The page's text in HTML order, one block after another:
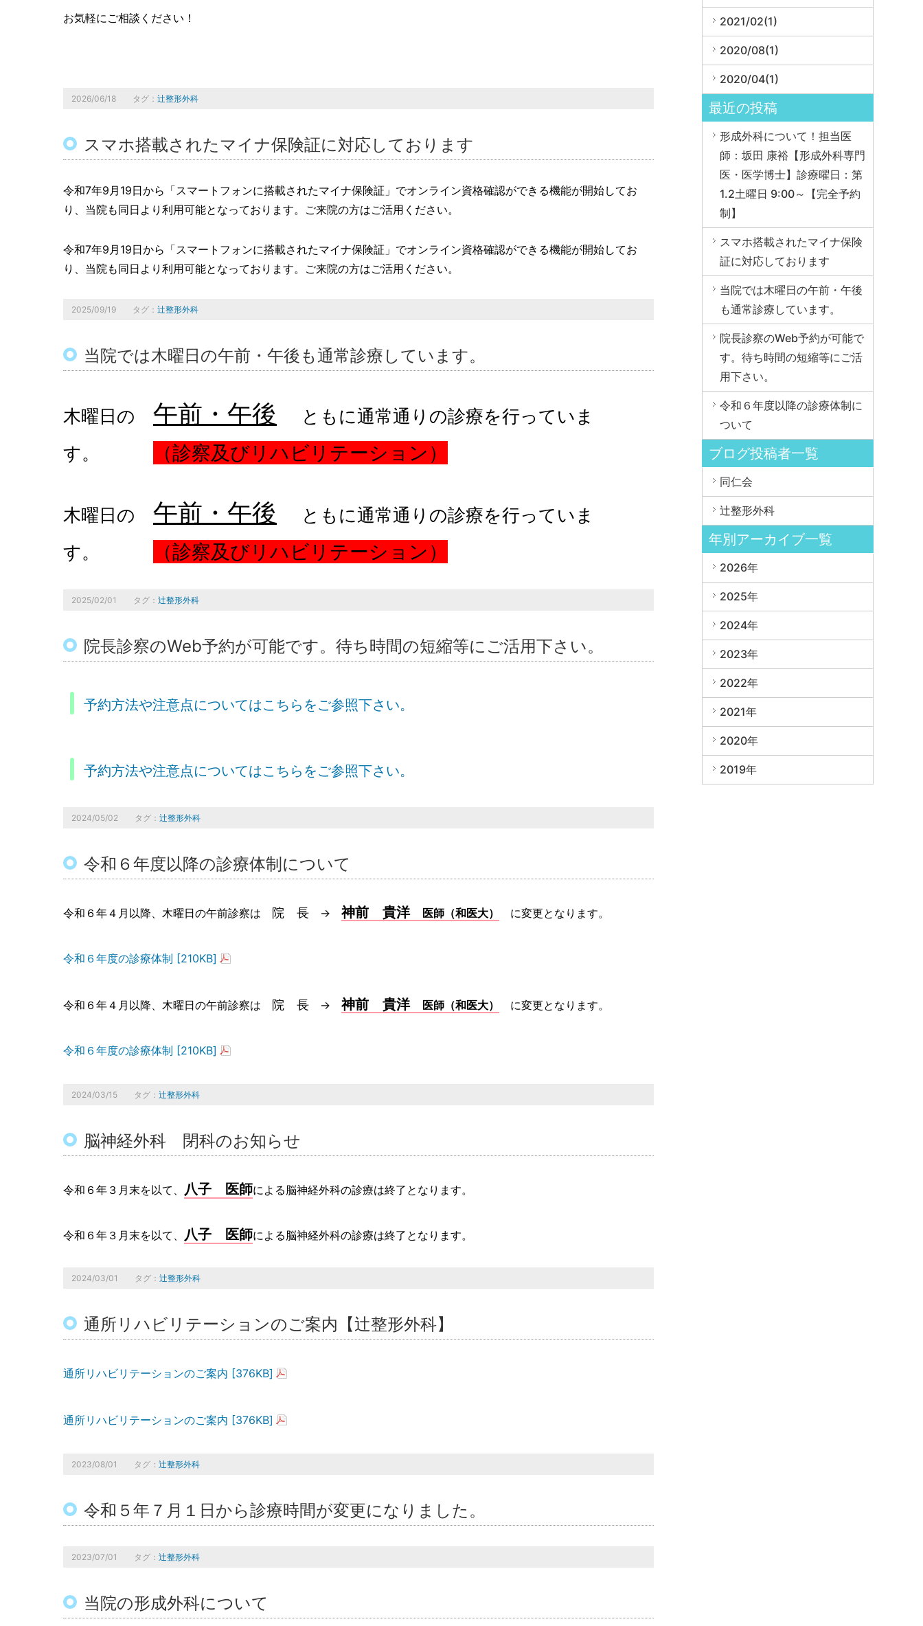
お気軽にご相談ください！
2026/06/18 タグ： 辻整形外科
スマホ搭載されたマイナ保険証に対応しております
令和7年9月19日から「スマートフォンに搭載されたマイナ保険証」でオンライン資格確認ができる機能が開始してお
り、当院も同日より利用可能となっております。ご来院の方はご活用ください。
令和7年9月19日から「スマートフォンに搭載されたマイナ保険証」でオンライン資格確認ができる機能が開始してお
り、当院も同日より利用可能となっております。ご来院の方はご活用ください。
2025/09/19 タグ： 辻整形外科
当院では木曜日の午前・午後も通常診療しています。
木曜日の 午前・午後
ともに通常通りの診療を行っていま
す。
（診察及びリハビリテーション）
木曜日の 午前・午後
ともに通常通りの診療を行っていま
す。
（診察及びリハビリテーション）
2025/02/01 タグ： 辻整形外科
院長診察のWeb予約が可能です。待ち時間の短縮等にご活用下さい。
予約方法や注意点についてはこちらをご参照下さい。
予約方法や注意点についてはこちらをご参照下さい。
2024/05/02 タグ： 辻整形外科
令和６年度以降の診療体制について
令和６年４月以降、木曜日の午前診察は 院 長 →神前 貴洋 医師（和医大） に変更となります。
令和６年度の診療体制 [210KB]
令和６年４月以降、木曜日の午前診察は 院 長 →神前 貴洋 医師（和医大） に変更となります。
令和６年度の診療体制 [210KB]
2024/03/15 タグ： 辻整形外科
脳神経外科 閉科のお知らせ
令和６年３月末を以て、 八子 医師による脳神経外科の診療は終了となります。
令和６年３月末を以て、 八子 医師による脳神経外科の診療は終了となります。
2024/03/01 タグ： 辻整形外科
通所リハビリテーションのご案内【辻整形外科】
通所リハビリテーションのご案内 [376KB]
通所リハビリテーションのご案内 [376KB]
2023/08/01 タグ： 辻整形外科
令和５年７月１日から診療時間が変更になりました。
2023/07/01 タグ： 辻整形外科
当院の形成外科について
2021/02(1)
2020/08(1)
2020/04(1)
最近の投稿
形成外科について！担当医
師：坂田 康裕【形成外科専門
医・医学博士】診療曜日：第
1.2土曜日 9:00～【完全予約
制】
スマホ搭載されたマイナ保険
証に対応しております
当院では木曜日の午前・午後
も通常診療しています。
院長診察のWeb予約が可能で
す。待ち時間の短縮等にご活
用下さい。
令和６年度以降の診療体制に
ついて
ブログ投稿者一覧
同仁会
辻整形外科
年別アーカイブ一覧
2026年
2025年
2024年
2023年
2022年
2021年
2020年
2019年